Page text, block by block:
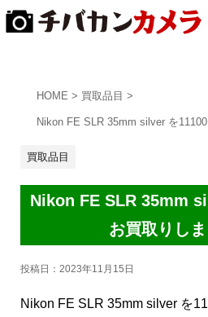
HOME > 買取品目 >
Nikon FE SLR 35mm silver を11100
買取品目
Nikon FE SLR 35mm
お買取りしま
投稿日： 2023年11月15日
Nikon FE SLR 35mm silver を